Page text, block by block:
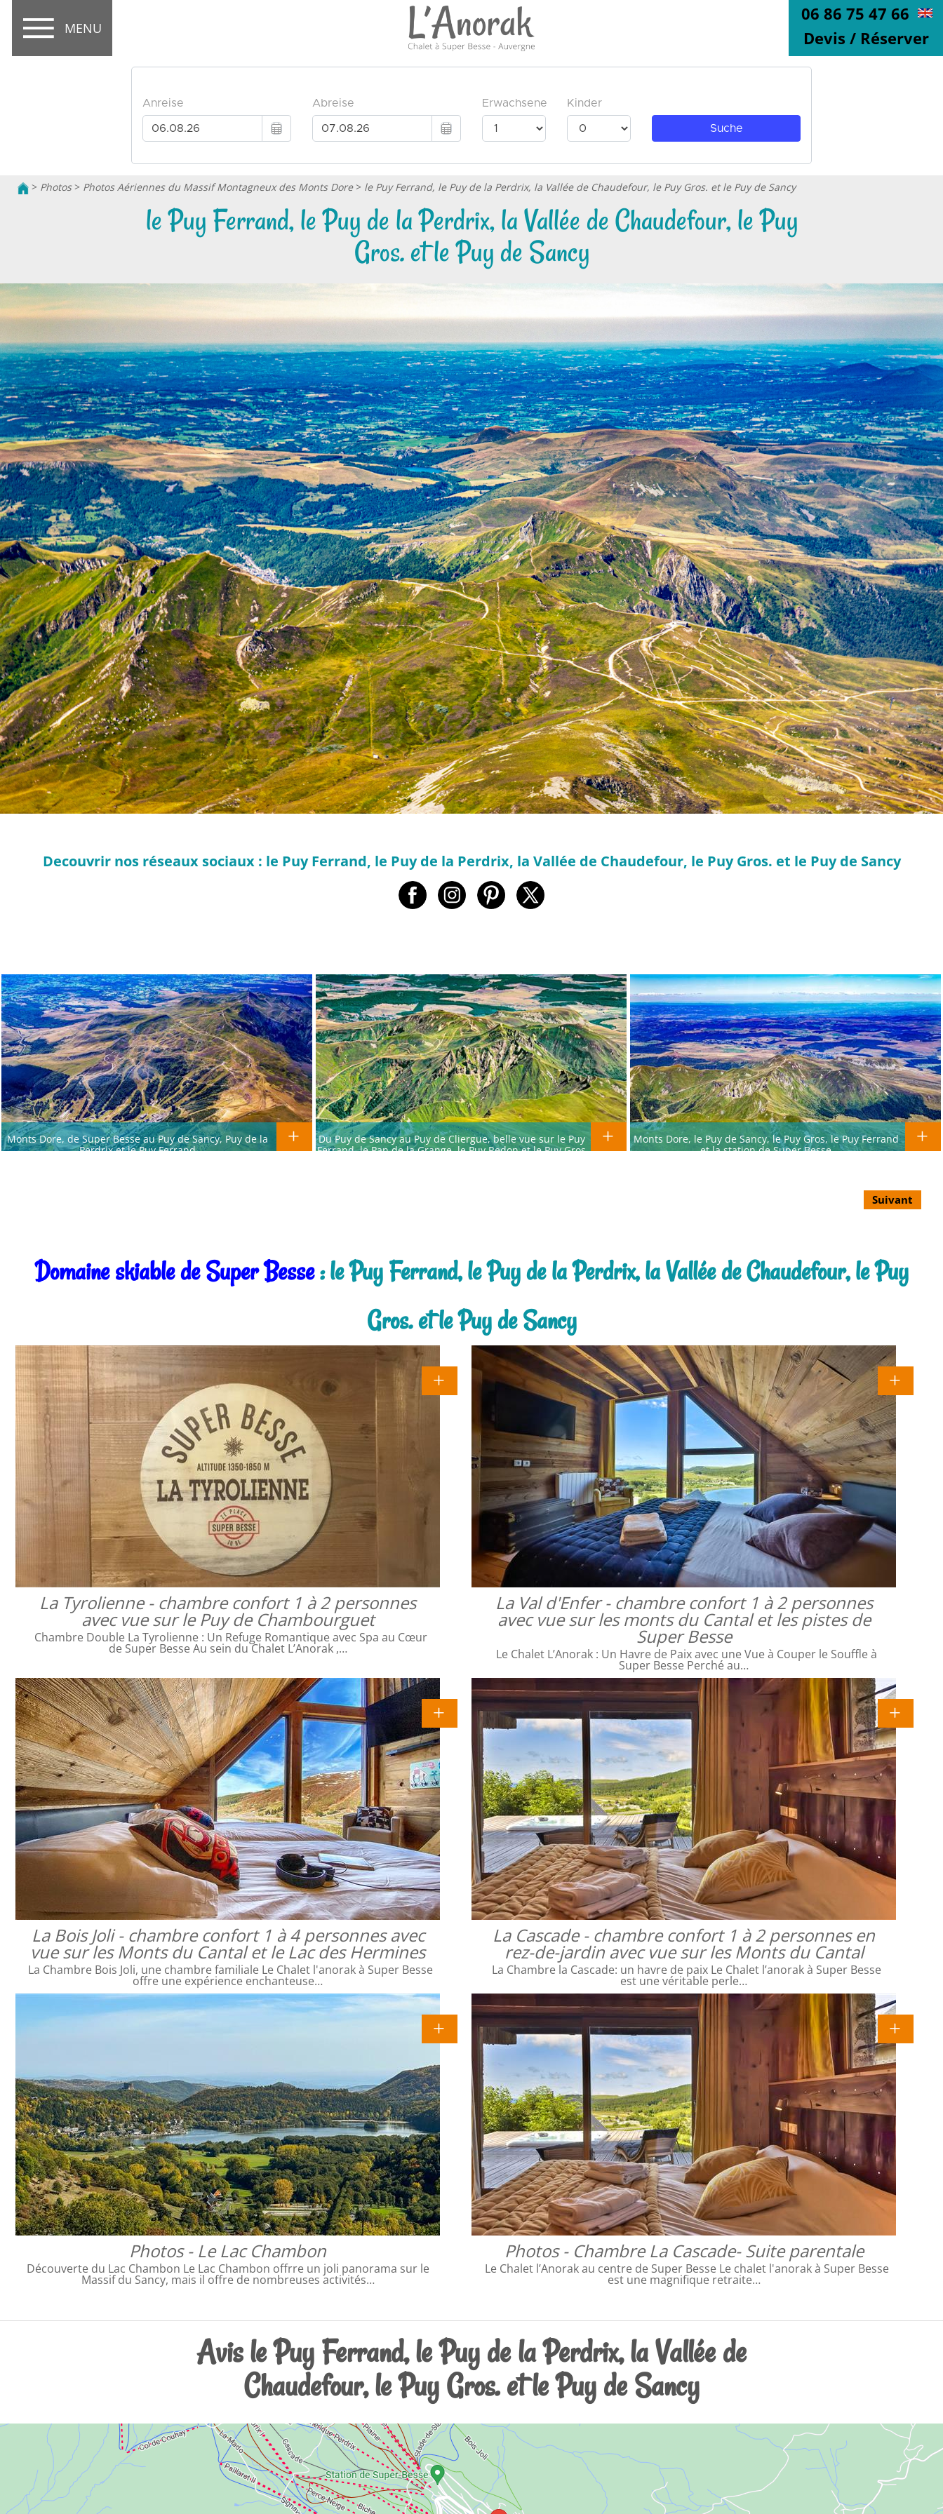
MENU
06 86 75 47 66
Devis / Réserver
> Photos> Photos Aériennes du Massif Montagneux des Monts Dore> le Puy Ferrand, le Puy de la Perdrix, la Vallée de Chaudefour, le Puy Gros. et le Puy de Sancy
le Puy Ferrand, le Puy de la Perdrix, la Vallée de Chaudefour, le Puy
Gros. et le Puy de Sancy
Decouvrir nos réseaux sociaux : le Puy Ferrand, le Puy de la Perdrix, la Vallée de Chaudefour, le Puy Gros. et le Puy de Sancy
Monts Dore, de Super Besse au Puy de Sancy, Puy de la
Perdrix et le Puy Ferrand
Du Puy de Sancy au Puy de Cliergue, belle vue sur le Puy
Ferrand, le Pan de la Grange, le Puy Redon et le Puy Gros
Monts Dore, le Puy de Sancy, le Puy Gros, le Puy Ferrand
et la station de Super Besse
Suivant
Domaine skiable de Super Besse: le Puy Ferrand, le Puy de la Perdrix, la Vallée de Chaudefour, le Puy
Gros. et le Puy de Sancy
La Tyrolienne - chambre confort 1 à 2 personnes
avec vue sur le Puy de Chambourguet
Chambre Double La Tyrolienne : Un Refuge Romantique avec Spa au Cœur
de Super Besse Au sein du Chalet L’Anorak ,…
La Val d'Enfer - chambre confort 1 à 2 personnes
avec vue sur les monts du Cantal et les pistes de
Super Besse
Le Chalet L’Anorak : Un Havre de Paix avec une Vue à Couper le Souffle à
Super Besse Perché au…
La Bois Joli - chambre confort 1 à 4 personnes avec
vue sur les Monts du Cantal et le Lac des Hermines
La Chambre Bois Joli, une chambre familiale Le Chalet l'anorak à Super Besse
offre une expérience enchanteuse…
La Cascade - chambre confort 1 à 2 personnes en
rez-de-jardin avec vue sur les Monts du Cantal
La Chambre la Cascade: un havre de paix Le Chalet l’anorak à Super Besse
est une véritable perle…
Photos - Le Lac Chambon
Découverte du Lac Chambon Le Lac Chambon offrre un joli panorama sur le
Massif du Sancy, mais il offre de nombreuses activités…
Photos - Chambre La Cascade- Suite parentale
Le Chalet l’Anorak au centre de Super Besse Le chalet l'anorak à Super Besse
est une magnifique retraite…
Avis le Puy Ferrand, le Puy de la Perdrix, la Vallée de
Chaudefour, le Puy Gros. et le Puy de Sancy